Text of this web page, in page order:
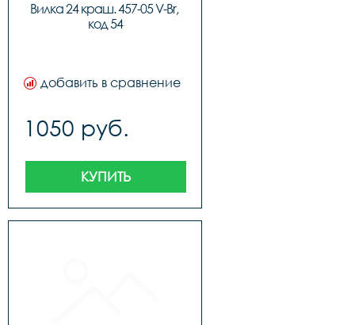
Вилка 24 краш. 457-05 V-Br,
код 54
добавить в сравнение
1050 руб.
КУПИТЬ